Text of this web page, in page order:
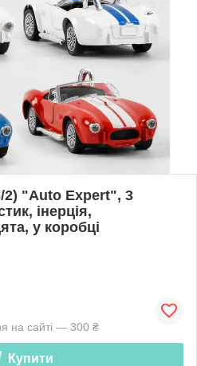
2) "Auto Expert", 3
інерція,
у коробці
на сайті — 300 ₴
Купити